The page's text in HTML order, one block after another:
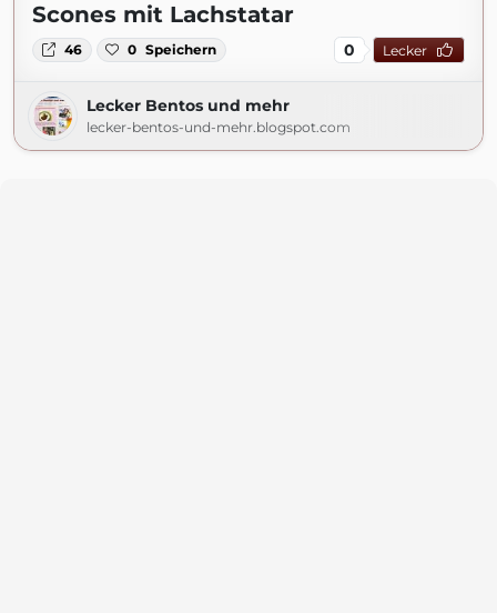
Scones mit Lachstatar
46 0 Speichern 0 Lecker
Lecker Bentos und mehr
lecker-bentos-und-mehr.blogspot.com